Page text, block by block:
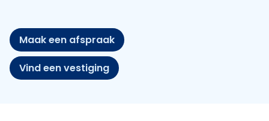
Maak een afspraak
Vind een vestiging